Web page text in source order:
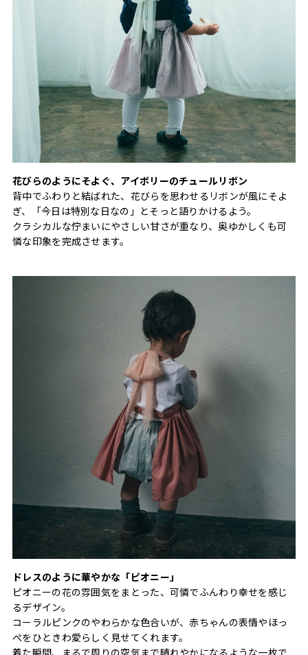
花びらのようにそよぐ、アイボリーのチュールリボン
背中でふわりと結ばれた、花びらを思わせるリボンが風にそよ
ぎ、「今日は特別な日なの」とそっと語りかけるよう。
クラシカルな佇まいにやさしい甘さが重なり、奥ゆかしくも可
憐な印象を完成させます。
ドレスのように華やかな「ピオニー」
ピオニーの花の雰囲気をまとった、可憐でふんわり幸せを感じ
るデザイン。
コーラルピンクのやわらかな色合いが、赤ちゃんの表情やほっ
ぺをひときわ愛らしく見せてくれます。
着た瞬間、まるで周りの空気まで晴れやかになるような一枚で